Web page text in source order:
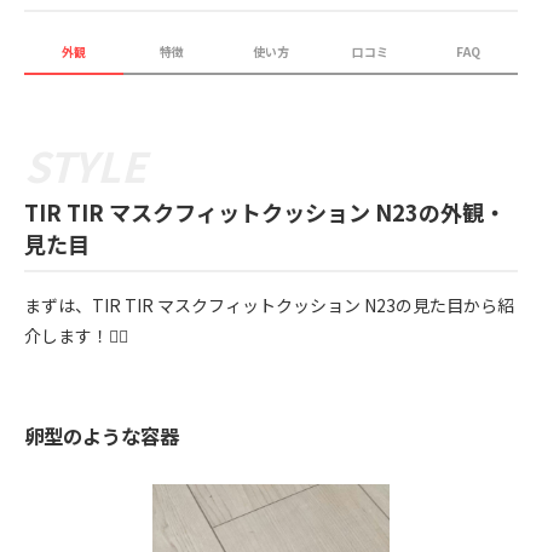
外観 特徴 使い方 口コミ FAQ
TIR TIR マスクフィットクッション N23の外観・
見た目
まずは、TIR TIR マスクフィットクッション N23の見た目から紹
介します！💁‍♀️
卵型のような容器